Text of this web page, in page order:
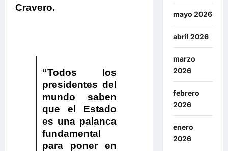
Cravero.
“Todos los
presidentes del
mundo saben
que el Estado
es una palanca
fundamental
para poner en
mayo 2026
abril 2026
marzo
2026
febrero
2026
enero
2026